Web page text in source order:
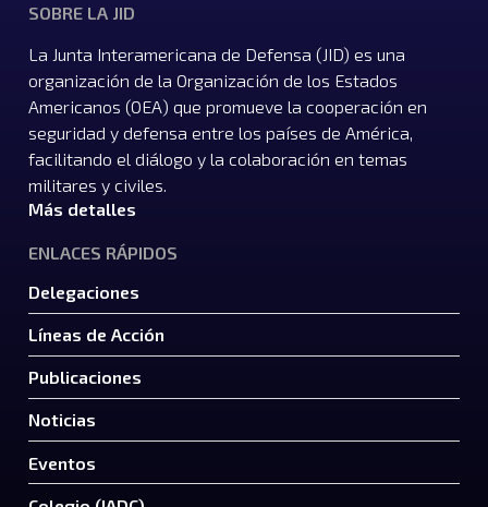
SOBRE LA JID
La Junta Interamericana de Defensa (JID) es una
organización de la Organización de los Estados
Americanos (OEA) que promueve la cooperación en
seguridad y defensa entre los países de América,
facilitando el diálogo y la colaboración en temas
militares y civiles.
Más detalles
ENLACES RÁPIDOS
Delegaciones
Líneas de Acción
Publicaciones
Noticias
Eventos